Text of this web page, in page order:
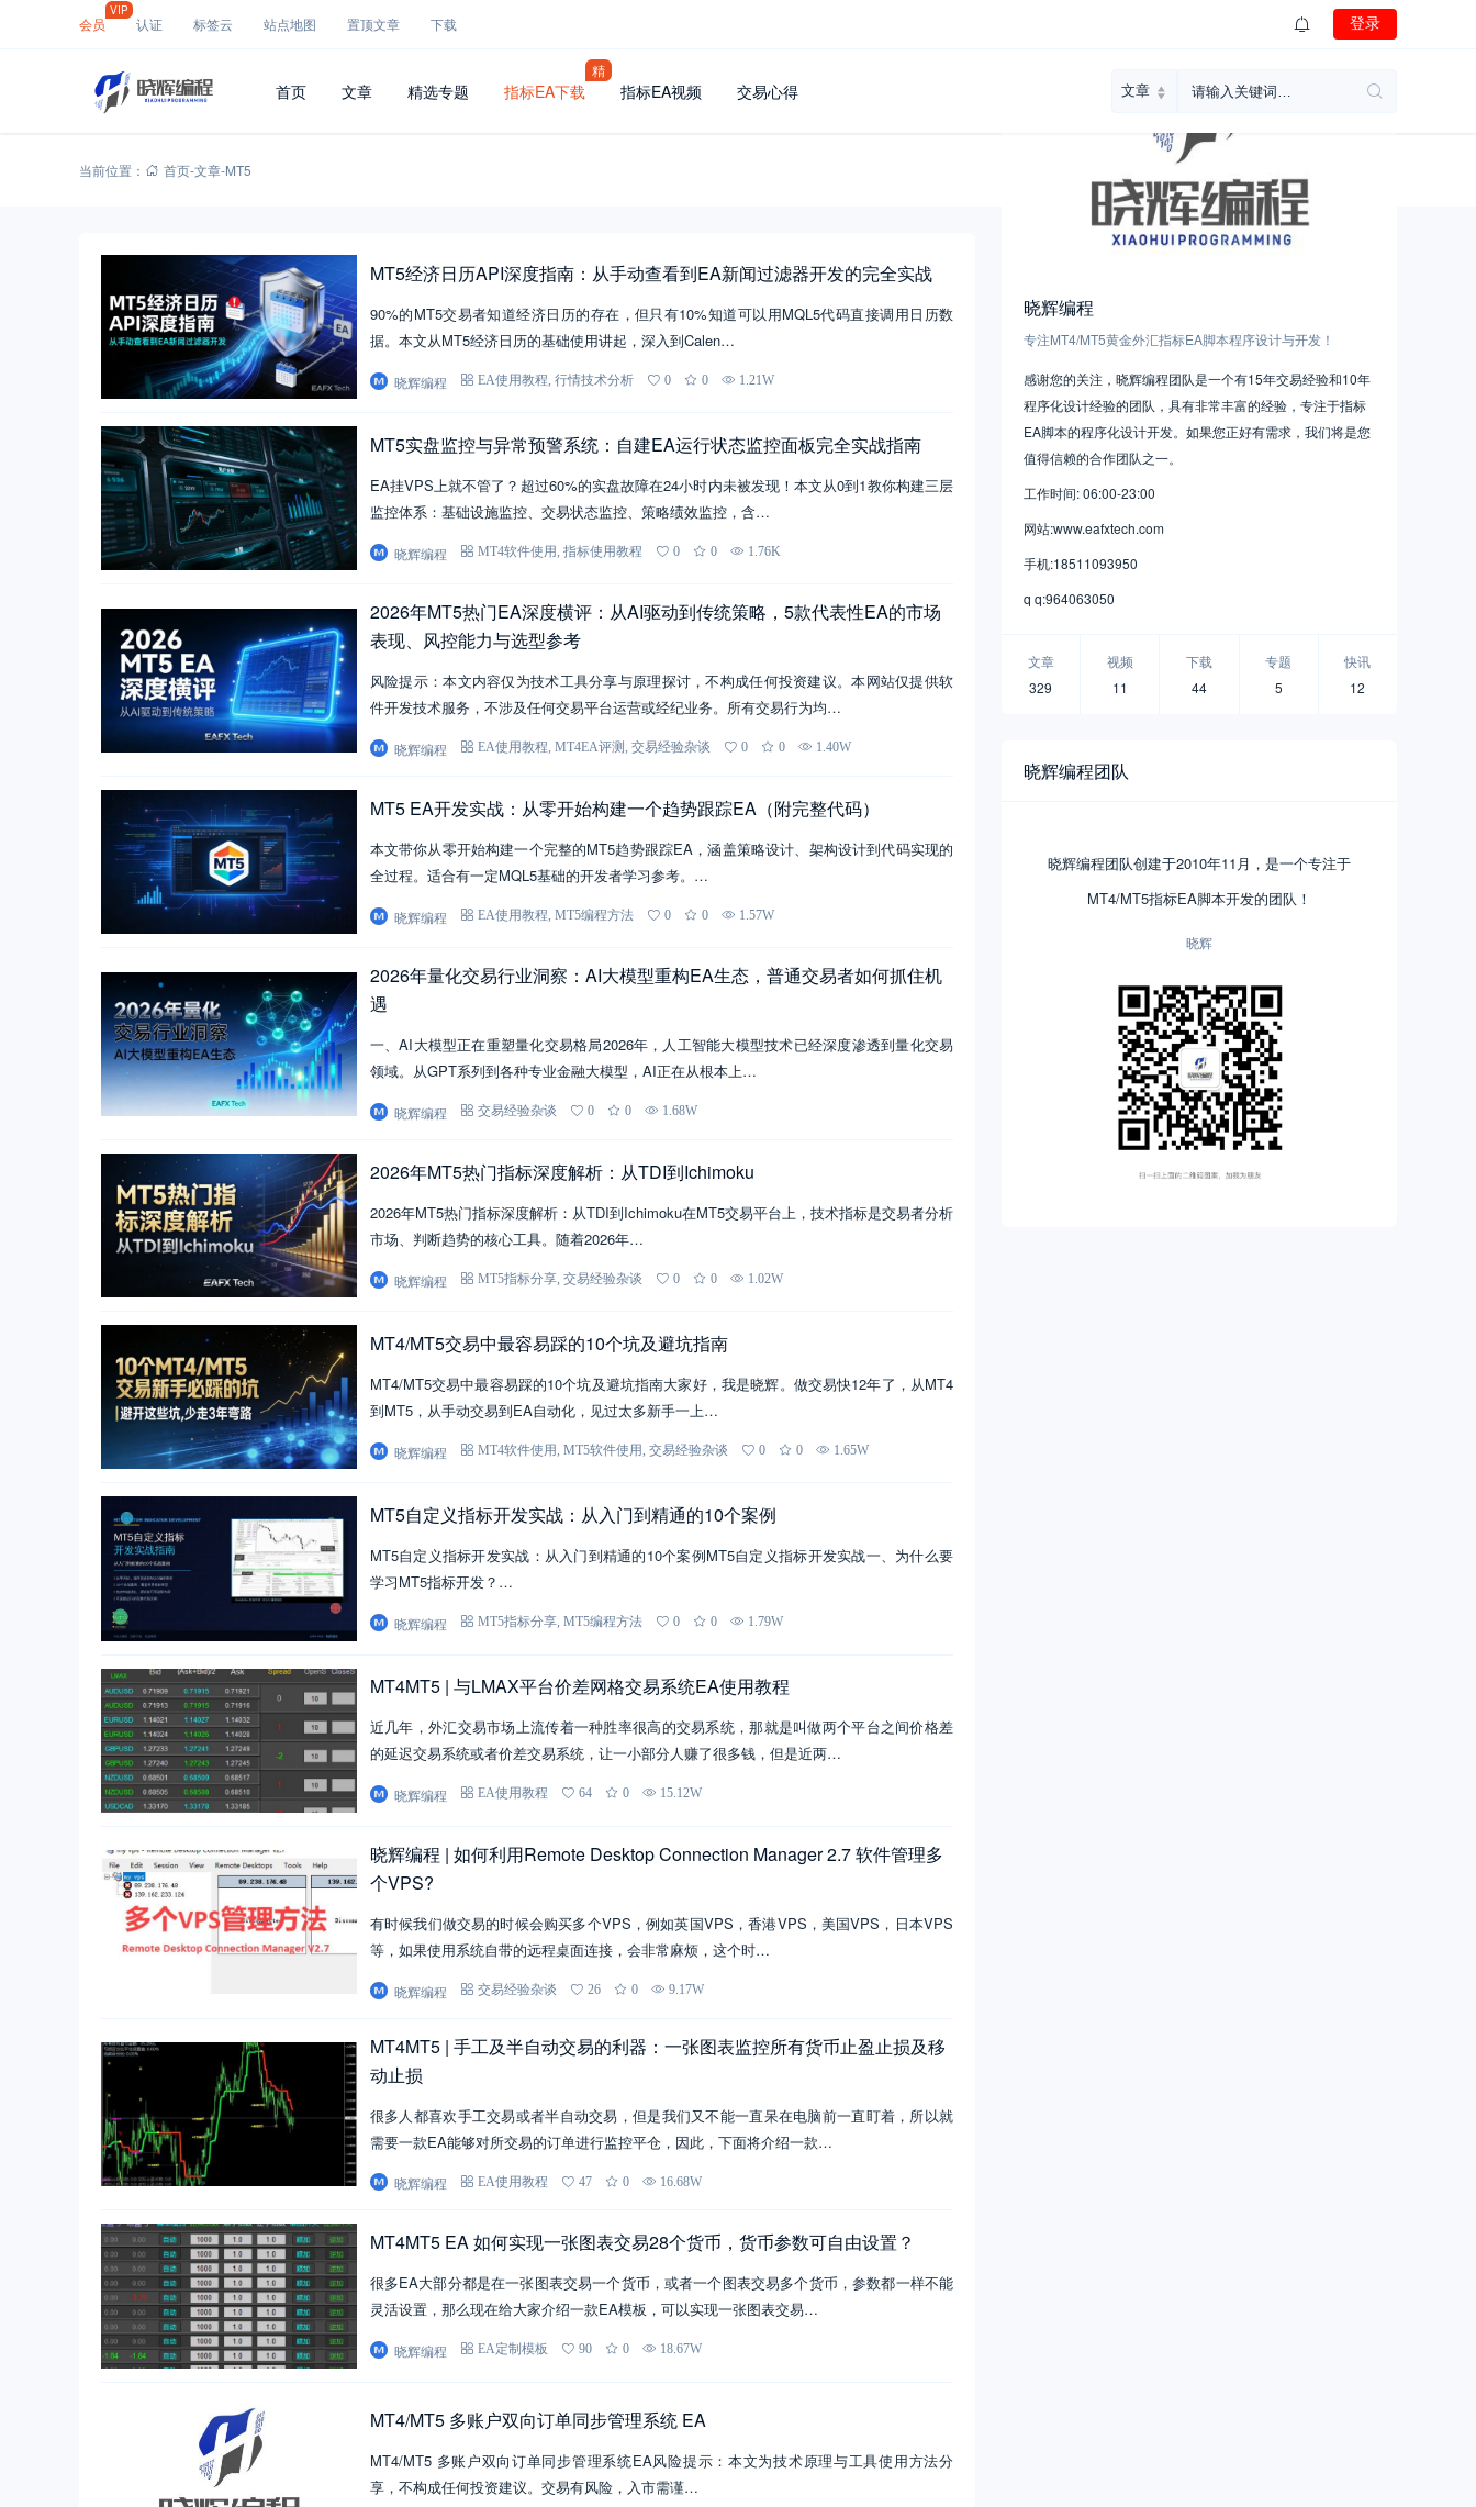
会员
VIP
认证 标签云 站点地图 置顶文章 下载 登录
首页 文章 精选专题 指标EA下载
精
指标EA视频 交易心得
当前位置： 首页-文章-MT5
MT5经济日历API深度指南：从手动查看到EA新闻过滤器开发的完全实战
90%的MT5交易者知道经济日历的存在，但只有10%知道可以用MQL5代码直接调用日历数
据。本文从MT5经济日历的基础使用讲起，深入到Calen…
晓辉编程 EA使用教程 行情技术分析 0 0 1.21W
MT5实盘监控与异常预警系统：自建EA运行状态监控面板完全实战指南
EA挂VPS上就不管了？超过60%的实盘故障在24小时内未被发现！本文从0到1教你构建三层
监控体系：基础设施监控、交易状态监控、策略绩效监控，含…
晓辉编程 MT4软件使用 指标使用教程 0 0 1.76K
2026年MT5热门EA深度横评：从AI驱动到传统策略，5款代表性EA的市场
表现、风控能力与选型参考
风险提示：本文内容仅为技术工具分享与原理探讨，不构成任何投资建议。本网站仅提供软
件开发技术服务，不涉及任何交易平台运营或经纪业务。所有交易行为均…
晓辉编程 EA使用教程 MT4EA评测 交易经验杂谈 0 0 1.40W
MT5 EA开发实战：从零开始构建一个趋势跟踪EA（附完整代码）
本文带你从零开始构建一个完整的MT5趋势跟踪EA，涵盖策略设计、架构设计到代码实现的
全过程。适合有一定MQL5基础的开发者学习参考。…
晓辉编程 EA使用教程 MT5编程方法 0 0 1.57W
2026年量化交易行业洞察：AI大模型重构EA生态，普通交易者如何抓住机
遇
一、AI大模型正在重塑量化交易格局2026年，人工智能大模型技术已经深度渗透到量化交易
领域。从GPT系列到各种专业金融大模型，AI正在从根本上…
晓辉编程 交易经验杂谈 0 0 1.68W
2026年MT5热门指标深度解析：从TDI到Ichimoku
2026年MT5热门指标深度解析：从TDI到Ichimoku在MT5交易平台上，技术指标是交易者分析
市场、判断趋势的核心工具。随着2026年…
晓辉编程 MT5指标分享, 交易经验杂谈 0 0 1.02W
MT4/MT5交易中最容易踩的10个坑及避坑指南
MT4/MT5交易中最容易踩的10个坑及避坑指南大家好，我是晓辉。做交易快12年了，从MT4
到MT5，从手动交易到EA自动化，见过太多新手一上…
晓辉编程 MT4软件使用 MT5软件使用 交易经验杂谈 0 0 1.65W
MT5自定义指标开发实战：从入门到精通的10个案例
MT5自定义指标开发实战：从入门到精通的10个案例MT5自定义指标开发实战一、为什么要
学习MT5指标开发？…
晓辉编程 MT5指标分享, MT5编程方法 0 0 1.79W
MT4MT5 | 与LMAX平台价差网格交易系统EA使用教程
近几年，外汇交易市场上流传着一种胜率很高的交易系统，那就是叫做两个平台之间价格差
的延迟交易系统或者价差交易系统，让一小部分人赚了很多钱，但是近两…
晓辉编程 EA使用教程 64 0 15.12W
晓辉编程 | 如何利用Remote Desktop Connection Manager 2.7 软件管理多
个VPS?
有时候我们做交易的时候会购买多个VPS，例如英国VPS，香港VPS，美国VPS，日本VPS
等，如果使用系统自带的远程桌面连接，会非常麻烦，这个时…
晓辉编程 交易经验杂谈 26 0 9.17W
MT4MT5 | 手工及半自动交易的利器：一张图表监控所有货币止盈止损及移
动止损
很多人都喜欢手工交易或者半自动交易，但是我们又不能一直呆在电脑前一直盯着，所以就
需要一款EA能够对所交易的订单进行监控平仓，因此，下面将介绍一款…
晓辉编程 EA使用教程 47 0 16.68W
MT4MT5 EA 如何实现一张图表交易28个货币，货币参数可自由设置？
很多EA大部分都是在一张图表交易一个货币，或者一个图表交易多个货币，参数都一样不能
灵活设置，那么现在给大家介绍一款EA模板，可以实现一张图表交易…
晓辉编程 EA定制模板 90 0 18.67W
MT4/MT5 多账户双向订单同步管理系统 EA
MT4/MT5 多账户双向订单同步管理系统EA风险提示：本文为技术原理与工具使用方法分
享，不构成任何投资建议。交易有风险，入市需谨…
晓辉编程
专注MT4/MT5黄金外汇指标EA脚本程序设计与开发！
感谢您的关注，晓辉编程团队是一个有15年交易经验和10年
程序化设计经验的团队，具有非常丰富的经验，专注于指标
EA脚本的程序化设计开发。如果您正好有需求，我们将是您
值得信赖的合作团队之一。
工作时间: 06:00-23:00
网站:www.eafxtech.com
手机:18511093950
q q:964063050
文章
329
视频
11
下载
44
专题
5
快讯
12
晓辉编程团队
晓辉编程团队创建于2010年11月，是一个专注于
MT4/MT5指标EA脚本开发的团队！
晓辉